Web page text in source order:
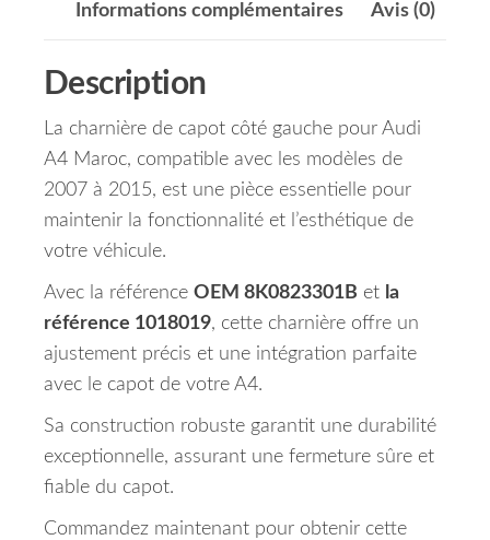
Informations complémentaires Avis (0)
Description
La charnière de capot côté gauche pour Audi
A4 Maroc, compatible avec les modèles de
2007 à 2015, est une pièce essentielle pour
maintenir la fonctionnalité et l’esthétique de
votre véhicule.
Avec la référence OEM 8K0823301B et la
référence 1018019, cette charnière offre un
ajustement précis et une intégration parfaite
avec le capot de votre A4.
Sa construction robuste garantit une durabilité
exceptionnelle, assurant une fermeture sûre et
fiable du capot.
Commandez maintenant pour obtenir cette